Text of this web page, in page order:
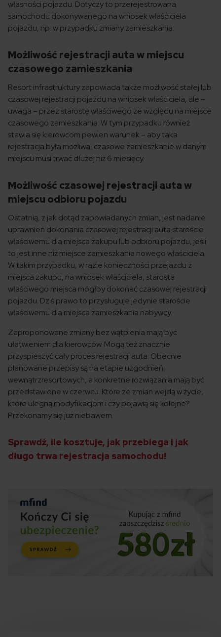
własności pojazdu. Dotyczy to przerejestrowana
samochodu dokonywanego na wniosek właściciela
pojazdu, np. w przypadku zmiany zamieszkania.
Możliwość rejestracji auta w miejscu
czasowego zamieszkania
Resort infrastruktury zapowiada także możliwość stałej lub
czasowej rejestracji pojazdu na wniosek właściciela, ale –
uwaga – przez starostę właściwego ze względu na miejsce
czasowego zamieszkania. W tym przypadku również
stawia się kierowcom pewien warunek – aby taka
rejestracja była możliwa, czasowe zamieszkanie w danym
miejscu musi trwać dłużej niż 6 miesięcy.
Możliwość czasowej rejestracji auta w
miejscu odbioru pojazdu
Ostatnią, z jak dotąd zapowiadanych zmian, jest nadanie
uprawnień dokonania czasowej rejestracji auta staroście
właściwemu dla miejsca zakupu lub odbioru pojazdu, jeśli
to jest inne niż miejsce zamieszkania nowego właściciela.
W takim przypadku, w razie konieczności przejazdu z
miejsca zakupu, na wniosek właściciela, starosta
właściwego miejsca mógłby dokonać czasowej rejestracji
pojazdu. Dziś prawo to przysługuje jedynie staroście
właściwemu dla miejsca zamieszkania nabywcy.
Zaproponowane zmiany bez wątpienia mają być
ułatwieniem dla kierowców. Mogą też znacznie
przyspieszyć cały proces rejestracji auta. Obecnie
planowane przepisy są na etapie uzgodnień
wewnątrzresortowych, a konkretne rozwiązania mają być
przedstawione w czerwcu. Które ze zmian wejdą w życie,
które ulegną modyfikacjom i czy pojawią się kolejne?
Przekonamy się już niebawem.
Sprawdź, ile kosztuje, jak przebiega i jak
długo trwa rejestracja samochodu!